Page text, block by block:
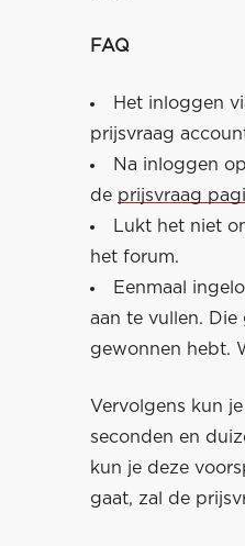
FAQ
Het inloggen
prijsvraag
Na inloggen
de prijsvraag
Lukt het niet
het forum.
Eenmaal
aan te vullen.
gewonnen hebt.
Vervolgens kun
seconden en
kun je deze
gaat, zal de